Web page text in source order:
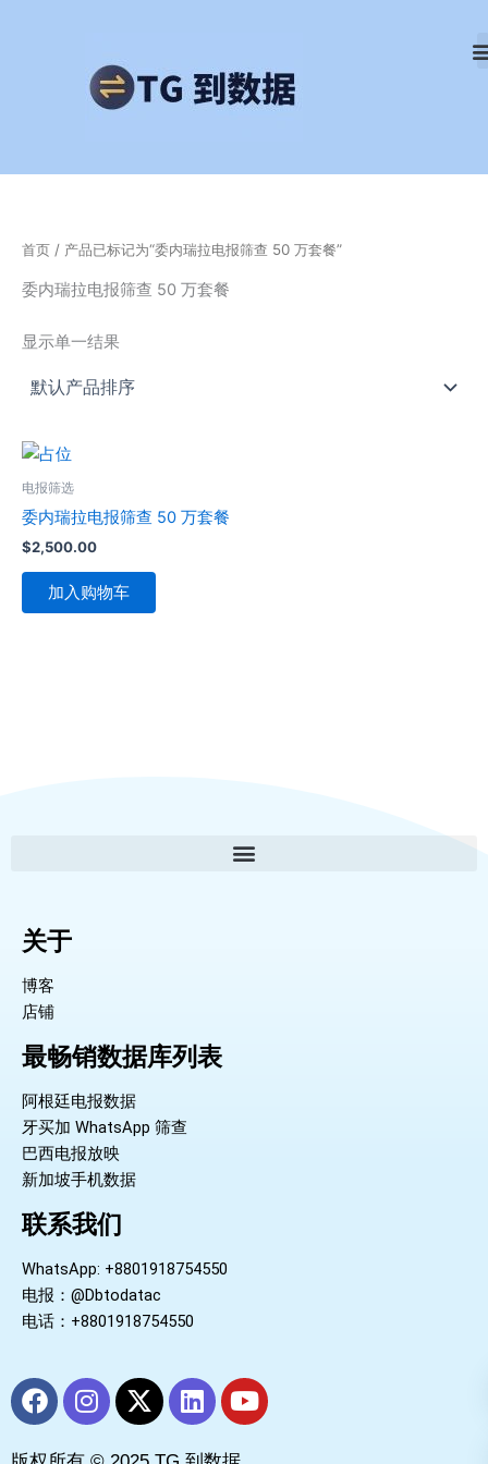
首页 / 产品已标记为“委内瑞拉电报筛查 50 万套餐”
委内瑞拉电报筛查 50 万套餐
显示单一结果
电报筛选
委内瑞拉电报筛查 50 万套餐
$2,500.00
加入购物车
关于
博客
店铺
最畅销数据库列表
阿根廷电报数据
牙买加 WhatsApp 筛查
巴西电报放映
新加坡手机数据
联系我们
WhatsApp: +8801918754550
电报：@Dbtodatac
电话：+8801918754550
F
a
I
n
X
-
L
i
Y
o